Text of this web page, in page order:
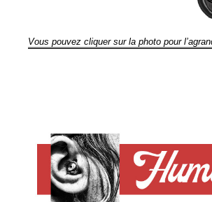
Vous pouvez cliquer sur la photo pour